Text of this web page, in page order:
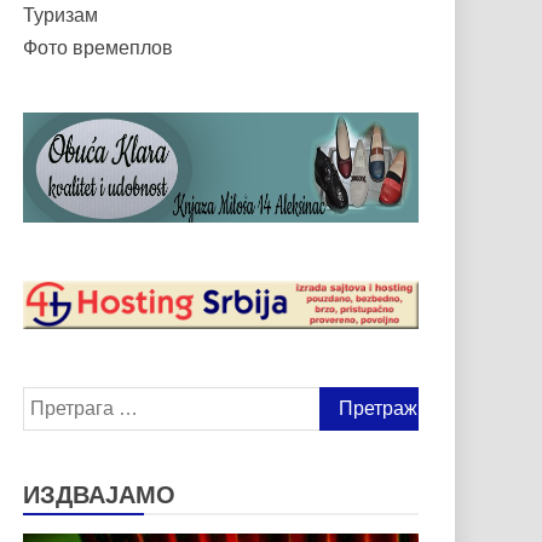
Туризам
Фото времеплов
Претрага
за:
ИЗДВАЈАМО